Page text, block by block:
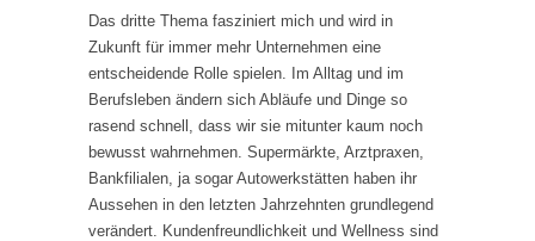
Das dritte Thema fasziniert mich und wird in
Zukunft für immer mehr Unternehmen eine
entscheidende Rolle spielen. Im Alltag und im
Berufsleben ändern sich Abläufe und Dinge so
rasend schnell, dass wir sie mitunter kaum noch
bewusst wahrnehmen. Supermärkte, Arztpraxen,
Bankfilialen, ja sogar Autowerkstätten haben ihr
Aussehen in den letzten Jahrzehnten grundlegend
verändert. Kundenfreundlichkeit und Wellness sind